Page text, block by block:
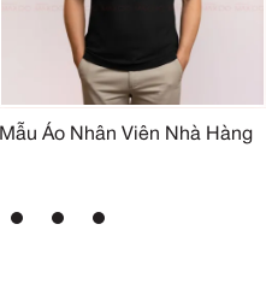
Mẫu Áo Nhân Viên Nhà Hàng